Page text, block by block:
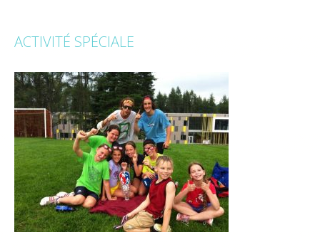
ACTIVITÉ SPÉCIALE